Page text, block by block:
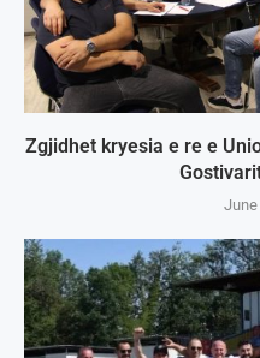
Zgjidhet kryesia e re e
June